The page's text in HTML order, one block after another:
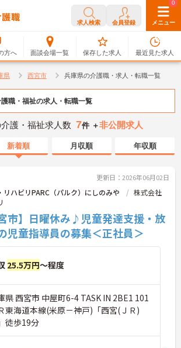
求人検索 会員登録 メニュー
方へ 面談会場一覧
0
保存した求人
0
最近見た求人
県 西宮市 兵庫県の介護職・求人・転職一覧
職・福祉の求人・転職一覧
護・福祉求人数 7件 ＋非公開求人
新着順 月収順 年収順
更新日：2026年06月02日
リハビリPARC（パルク）にしのみや
株式会社
市】日曜休み♪児童発達支援・放
児童指導員の募集＜正社員＞
25.5万円～程度
県 西宮市 中屋町6-4 TASK IN 2BE1 101
東海道本線(米原－神戸)「西宮(ＪＲ)
徒歩19分